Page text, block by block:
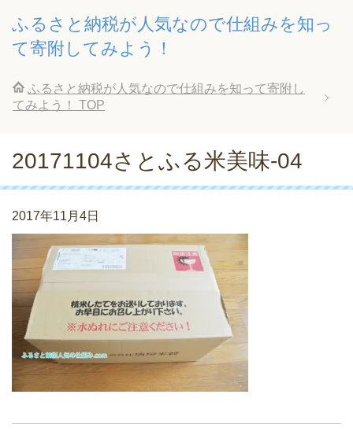
ふるさと納税が人気なので仕組みを知っ
て寄附してみよう！
ふるさと納税が人気なので仕組みを知って寄附し
てみよう！
TOP
20171104さとふる米美味-04
2017年11月4日